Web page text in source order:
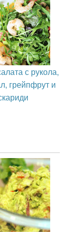
с рукола,
грейпфрут и